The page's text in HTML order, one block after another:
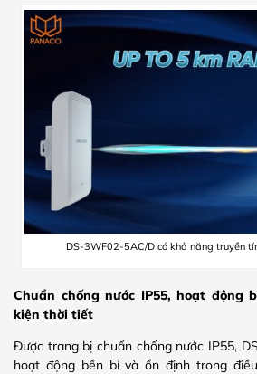
DS-3WF02-5AC/D có khả năng truyền
Chuẩn chống nước IP55, hoạt động
kiện thời tiết
Được trang bị chuẩn chống nước IP55,
hoạt động bền bỉ và ổn định trong